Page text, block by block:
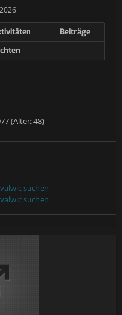
Beiträge
(Alter: 48)
suchen
suchen